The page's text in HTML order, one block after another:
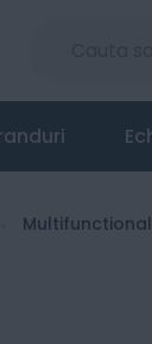
X1440i -